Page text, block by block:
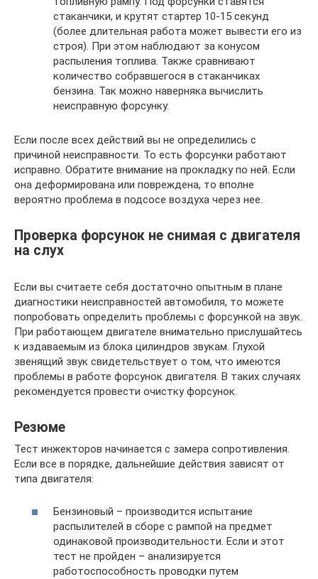
стаканчики, и крутят стартер 10-15 секунд
(более длительная работа может вывести его из
строя). При этом наблюдают за конусом
распыления топлива. Также сравнивают
количество собравшегося в стаканчиках
бензина. Так можно наверняка вычислить
неисправную форсунку.
Если после всех действий вы не определились с
причиной неисправности. То есть форсунки работают
исправно. Обратите внимание на прокладку по ней. Если
она деформирована или повреждена, то вполне
вероятно проблема в подсосе воздуха через нее.
Проверка форсунок не снимая с двигателя
на слух
Если вы считаете себя достаточно опытным в плане
диагностики неисправностей автомобиля, то можете
попробовать определить проблемы с форсункой на звук.
При работающем двигателе внимательно прислушайтесь
к издаваемым из блока цилиндров звукам. Глухой
звенящий звук свидетельствует о том, что имеются
проблемы в работе форсунок двигателя. В таких случаях
рекомендуется провести очистку форсунок.
Резюме
Тест инжекторов начинается с замера сопротивления.
Если все в порядке, дальнейшие действия зависят от
типа двигателя:
Бензиновый – производится испытание
распылителей в сборе с рампой на предмет
одинаковой производительности. Если и этот
тест не пройден – анализируется
работоспособность проводки путем